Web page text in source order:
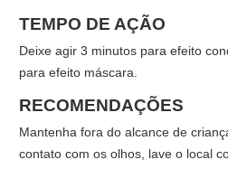
TEMPO DE AÇÃO
Deixe agir 3 minutos para efeito
para efeito máscara.
RECOMENDAÇÕES
Mantenha fora do alcance de
contato com os olhos, lave o local